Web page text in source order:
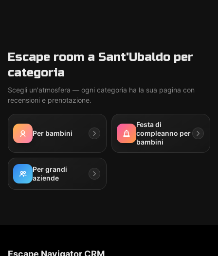
Escape room a Sant'Ubaldo per
categoria
Scegli un'atmosfera — ogni categoria ha la sua pagina con
recensioni e prenotazione.
Per bambini
Festa di
compleanno per
bambini
Per grandi
aziende
Escape Navigator CRM